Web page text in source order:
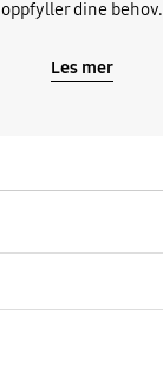
oppfyller dine behov.
Les mer